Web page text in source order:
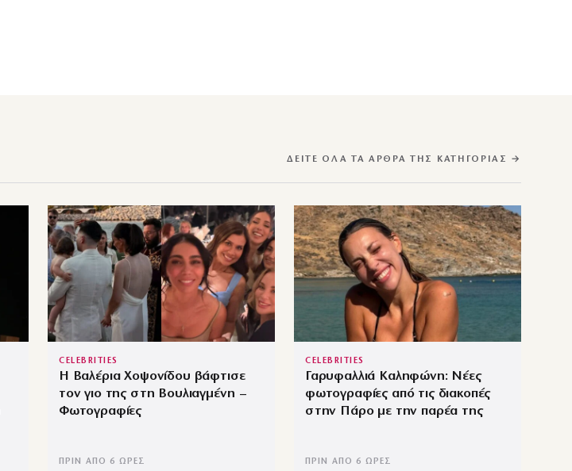
ΔΕΊΤΕ ΌΛΑ ΤΑ ΆΡΘΡΑ ΤΗΣ ΚΑΤΗΓΟΡΊΑΣ →
CELEBRITIES
Η Βαλέρια Χοψονίδου βάφτισε
τον γιο της στη Βουλιαγμένη –
Φωτογραφίες
ΠΡΙΝ ΑΠΌ 6 ΏΡΕΣ
CELEBRITIES
Γαρυφαλλιά Καληφώνη: Νέες
φωτογραφίες από τις διακοπές
στην Πάρο με την παρέα της
ΠΡΙΝ ΑΠΌ 6 ΏΡΕΣ